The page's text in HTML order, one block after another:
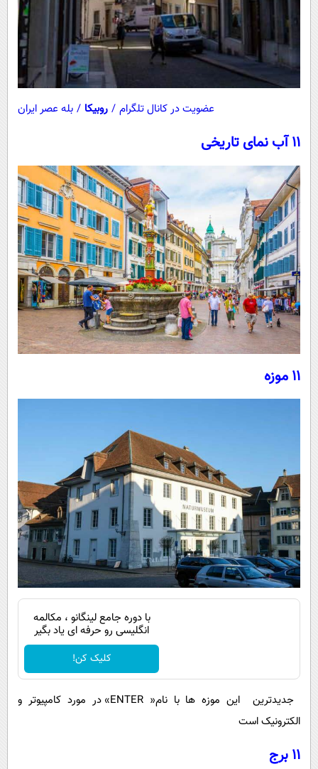
عضویت در کانال تلگرام / روبیکا / بله عصر ایران
11 آب نمای تاریخی
11 موزه
با دوره جامع لینگانو ، مکالمه
انگلیسی رو حرفه ای یاد بگیر
کلیک کن!
جدیدترین این موزه ها با نام« ENTER» در مورد کامپیوتر و
الکترونیک است
11 برج